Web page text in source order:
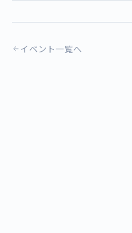
イベント一覧へ